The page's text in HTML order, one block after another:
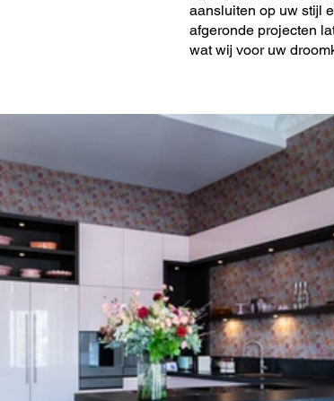
aansluiten op uw stijl
afgeronde projecten
wat wij voor uw